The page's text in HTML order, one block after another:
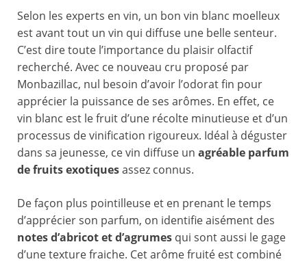
Selon les experts en vin, un bon vin blanc moelleux
est avant tout un vin qui diffuse une belle senteur.
C’est dire toute l’importance du plaisir olfactif
recherché. Avec ce nouveau cru proposé par
Monbazillac, nul besoin d’avoir l’odorat fin pour
apprécier la puissance de ses arômes. En effet, ce
vin blanc est le fruit d’une récolte minutieuse et d’un
processus de vinification rigoureux. Idéal à déguster
dans sa jeunesse, ce vin diffuse un agréable parfum
de fruits exotiquesassez connus.
De façon plus pointilleuse et en prenant le temps
d’apprécier son parfum, on identifie aisément des
notes d’abricot et d’agrumes qui sont aussi le gage
d’une texture fraiche. Cet arôme fruité est combiné